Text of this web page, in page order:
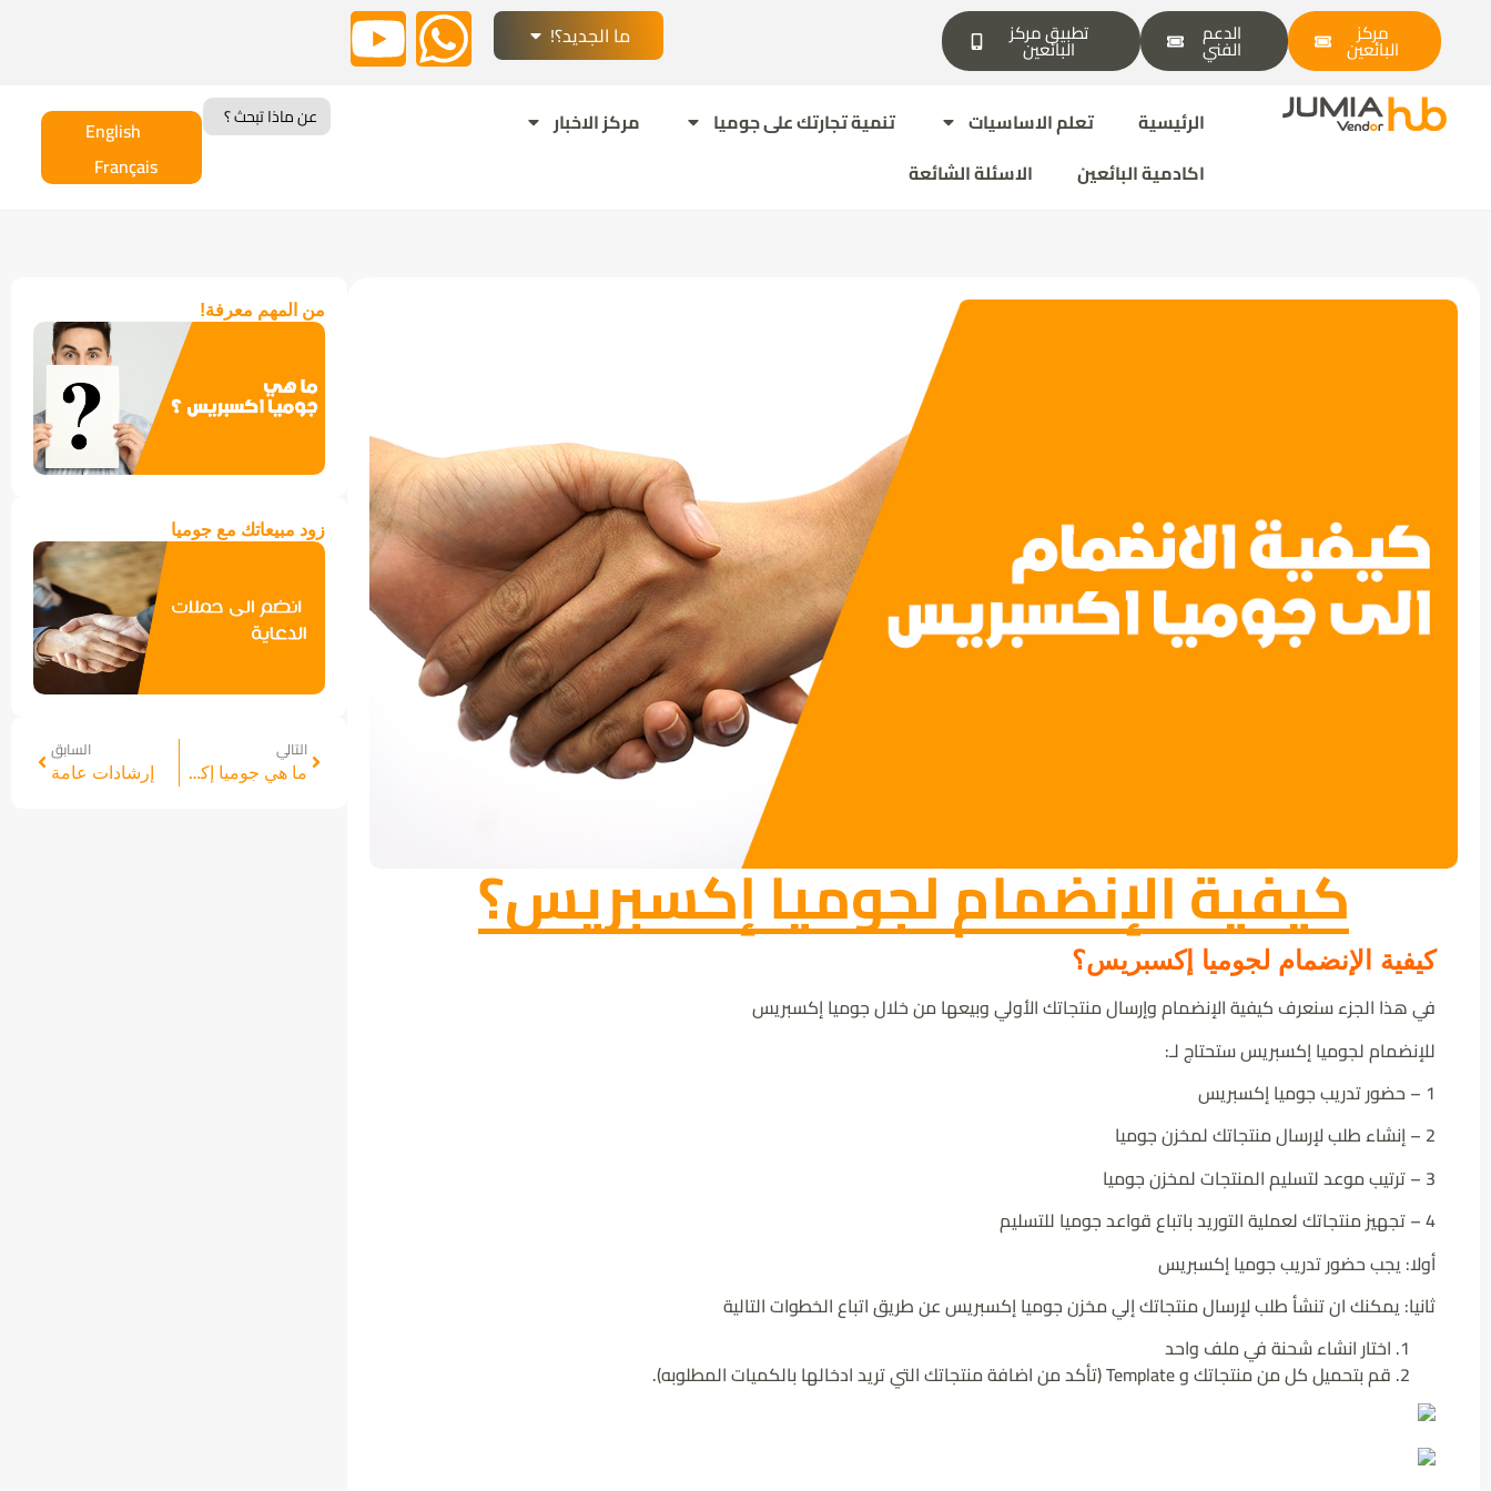
مركز
البائعين
الدعم
الفني
تطبيق مركز
البائعين ما الجديد؟!
الرئيسية تعلم الاساسيات تنمية تجارتك على جوميا
مركز الاخبار
اكادمية البائعين
الاسئلة الشائعة
Search
for:
English
Français
كيفية الإنضمام لجوميا إكسبريس؟
كيفية الإنضمام لجوميا إكسبريس؟
في هذا الجزء سنعرف كيفية الإنضمام وإرسال منتجاتك الأولي وبيعها من خلال جوميا إكسبريس
للإنضمام لجوميا إكسبريس ستحتاج لـ:
1 – حضور تدريب جوميا إكسبريس
2 – إنشاء طلب لإرسال منتجاتك لمخزن جوميا
3 – ترتيب موعد لتسليم المنتجات لمخزن جوميا
4 – تجهيز منتجاتك لعملية التوريد باتباع قواعد جوميا للتسليم
أولا: يجب حضور تدريب جوميا إكسبريس
ثانيا: يمكنك ان تنشأ طلب لإرسال منتجاتك إلي مخزن جوميا إكسبريس عن طريق اتباع الخطوات التالية
اختار انشاء شحنة في ملف واحد
قم بتحميل كل من منتجاتك و Template (تأكد من اضافة منتجاتك التي تريد ادخالها بالكميات المطلوبه).
من المهم معرفة!
زود مبيعاتك مع جوميا
التالي
ما هي جوميا إكسبريس؟
السابق
إرشادات عامة
Jumia AI